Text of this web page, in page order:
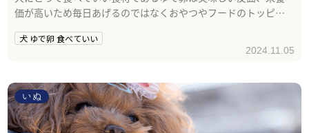
価が高いため毎日あげるのではなくおやつやフードのトッピン
犬 ゆで卵 食べていい
2024.11.05
いぬ